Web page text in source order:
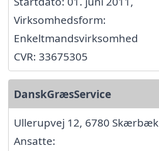
Virksomhedsform:
Enkeltmandsvirksomhed
CVR: 33675305
DanskGræsService
Ullerupvej 12, 6780 Skærbæk
Ansatte: